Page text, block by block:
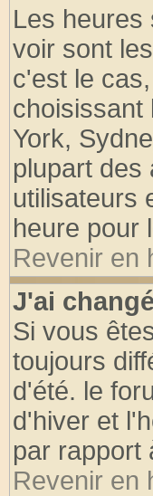
Les heures
voir sont
c'est le
choisissant
York,
plupart des
utilisateurs
heure pour
Revenir en
J'ai
Si vous
toujours
d'été. le
d'hiver et
par rapport
Revenir en